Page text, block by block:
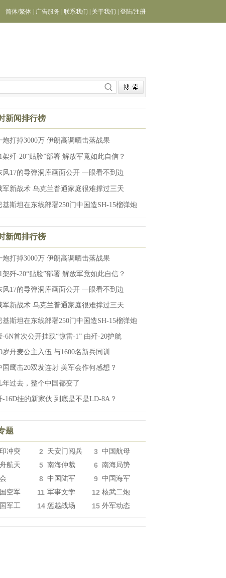
简体/繁体 广告服务 联系我们 关于我们 登陆/注册
新闻排行榜
炮打掉3000万 伊朗高调晒击落战果
架歼-20“贴脸”部署 解放军竟如此自信？
风17的导弹洞库画面公开 一眼看不到边
军新战术 乌克兰普通家庭很难撑过三天
基斯坦在东线部署250门中国造SH-15榴弹炮
新闻排行榜
炮打掉3000万 伊朗高调晒击落战果
架歼-20“贴脸”部署 解放军竟如此自信？
风17的导弹洞库画面公开 一眼看不到边
军新战术 乌克兰普通家庭很难撑过三天
基斯坦在东线部署250门中国造SH-15榴弹炮
-6N首次公开挂载“惊雷-1” 由歼-20护航
岁丹麦公主入伍 与1600名新兵同训
国鹰击20双发连射 美军会作何感想？
年过去，整个中国都变了
-16D挂的新家伙 到底是不是LD-8A？
题
冲突 2 天安门阅兵 3 中国航母
航天 5 南海仲裁 6 南海局势
8 中国陆军 9 中国海军
空军 11 军事文学 12 核武二炮
军工 14 惩越战场 15 外军动态